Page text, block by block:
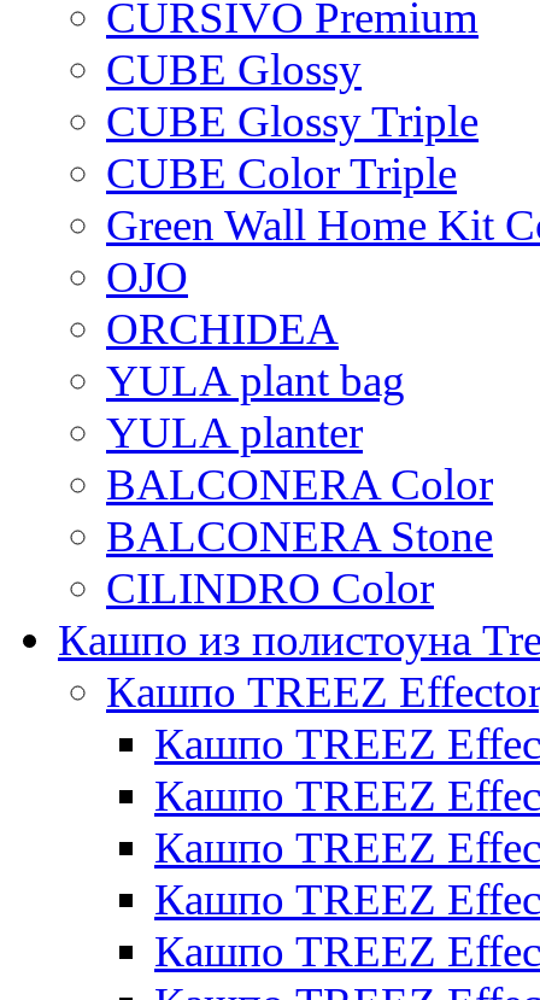
CURSIVO Premium
CUBE Glossy
CUBE Glossy Triple
CUBE Color Triple
Green Wall Home Kit
OJO
ORCHIDEA
YULA plant bag
YULA planter
BALCONERA Color
BALCONERA Stone
CILINDRO Color
Кашпо из полистоуна
Кашпо TREEZ
Кашпо TREEZ
Кашпо TREEZ
Кашпо TREEZ
Кашпо TREEZ
Кашпо TREEZ